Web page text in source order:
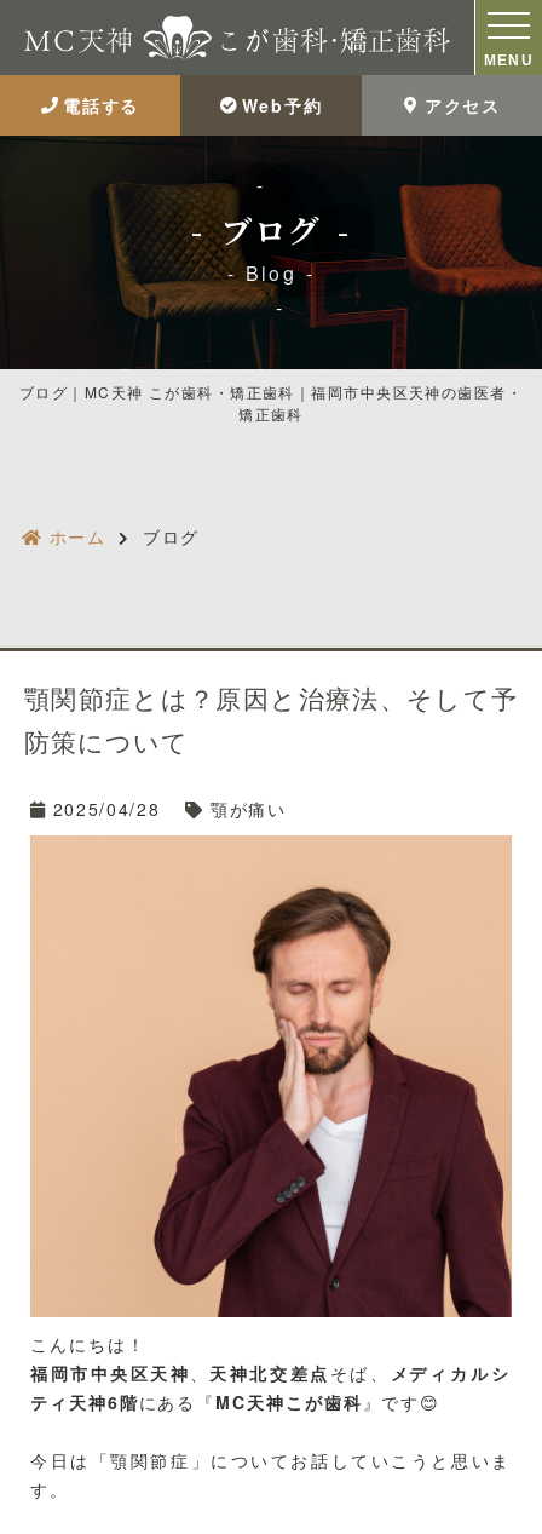
MENU
電話する Web予約 アクセス
ブログ
Blog
ブログ｜MC天神 こが歯科・矯正歯科｜福岡市中央区天神の歯医者・
矯正歯科
ホーム ブログ
顎関節症とは？原因と治療法、そして予
防策について
2025/04/28 顎が痛い
こんにちは！
福岡市中央区天神、 天神北交差点 そば、 メディカルシ
ティ天神6階にある『 MC天神こが歯科 』です😊
今日は「顎関節症」についてお話していこうと思いま
す。